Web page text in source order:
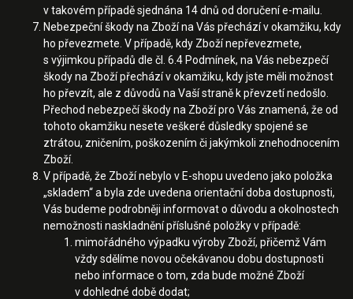
v takovém případě sjednána 14 dnů od doručení e-mailu.
Nebezpeční škody na Zboží na Vás přechází v okamžiku, kdy
ho převezmete. V případě, kdy Zboží nepřevezmete,
s výjimkou případů dle čl. 6.4 Podmínek, na Vás nebezpečí
škody na Zboží přechází v okamžiku, kdy jste měli možnost
ho převzít, ale z důvodů na Vaší straně k převzetí nedošlo.
Přechod nebezpečí škody na Zboží pro Vás znamená, že od
tohoto okamžiku nesete veškeré důsledky spojené se
ztrátou, zničením, poškozením či jakýmkoli znehodnocením
Zboží.
V případě, že Zboží nebylo v E-shopu uvedeno jako položka
„skladem“ a byla zde uvedena orientační doba dostupnosti,
Vás budeme podrobněji informovat o důvodu a okolnostech
nemožnosti naskladnění příslušné položky v případě:
mimořádného výpadku výroby Zboží, přičemž Vám
vždy sdělíme novou očekávanou dobu dostupnosti
nebo informace o tom, zda bude možné Zboží
v dohledné době dodat;